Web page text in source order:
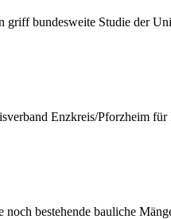
bundesweite Studie der
Enzkreis/Pforzheim für
bestehende bauliche